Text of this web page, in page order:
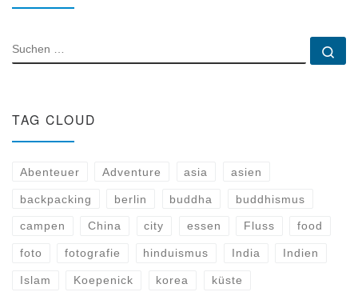
SUCHE
TAG CLOUD
Abenteuer Adventure asia asien
backpacking berlin buddha buddhismus
campen China city essen Fluss food
foto fotografie hinduismus India Indien
Islam Koepenick korea küste